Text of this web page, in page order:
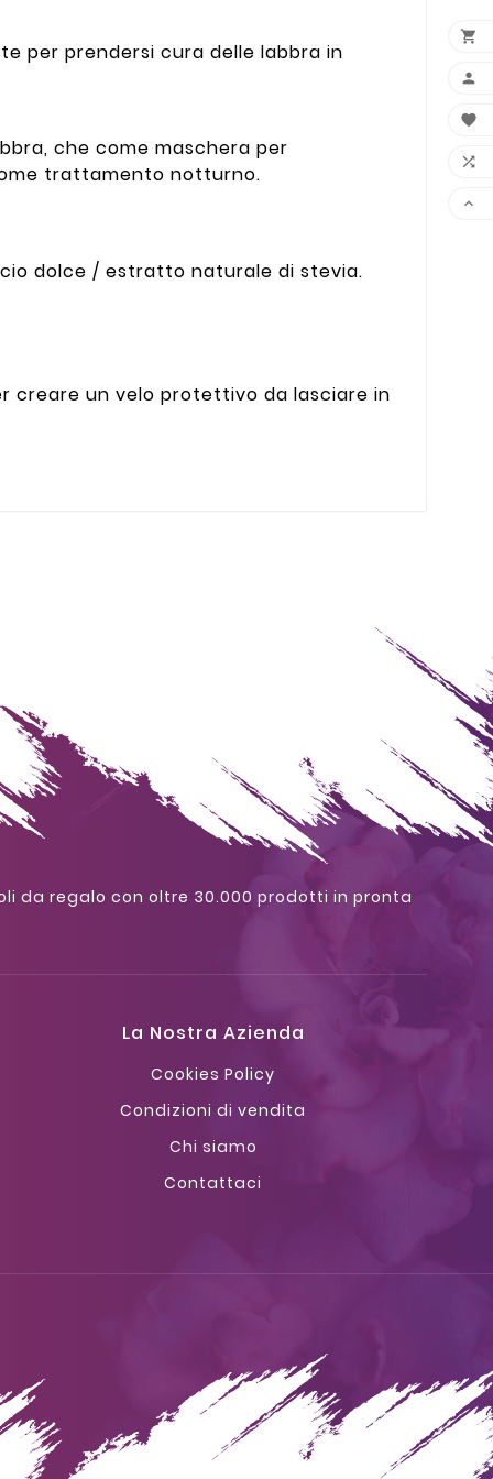
per prendersi cura delle labbra in
che come maschera per
trattamento notturno.
dolce / estratto naturale di stevia.
un velo protettivo da lasciare in
da regalo con oltre 30.000 prodotti in pronta
La Nostra Azienda
Cookies Policy
Condizioni di vendita
Chi siamo
Contattaci




